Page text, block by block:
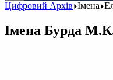
Цифровий Архів Імена
Імена Бурда